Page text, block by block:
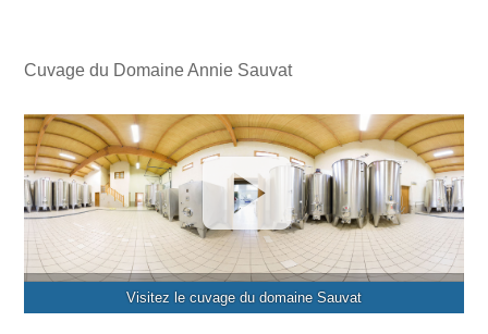
Cuvage du Domaine Annie Sauvat
Visitez le cuvage du domaine Sauvat